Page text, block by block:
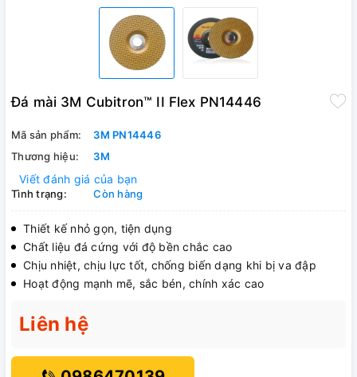
Đá mài 3M Cubitron™ II Flex PN14446
Mã sản phẩm:
3M PN14446
Thương hiệu:
3M
Viết đánh giá của bạn
Tình trạng: Còn hàng
Thiết kế nhỏ gọn, tiện dụng
Chất liệu đá cứng với độ bền chắc cao
Chịu nhiệt, chịu lực tốt, chống biến dạng khi bị va đập
Hoạt động mạnh mẽ, sắc bén, chính xác cao
Liên hệ